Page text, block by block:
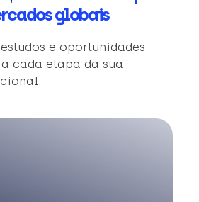
globais
e oportunidades
cada etapa da sua